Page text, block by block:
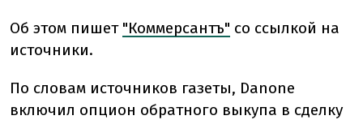
Об этом пишет "Коммерсантъ" со ссылкой на
источники.
По словам источников газеты, Danone
включил опцион обратного выкупа в сделку